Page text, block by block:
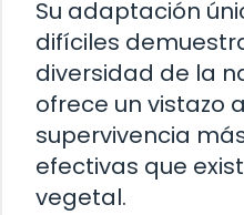
Su adaptación
difíciles
diversidad de la
ofrece un vistazo
supervivencia
efectivas que
vegetal.